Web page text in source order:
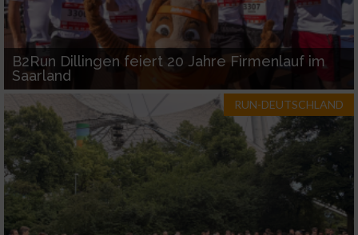
B2Run Dillingen feiert 20 Jahre Firmenlauf im
Saarland
RUN-DEUTSCHLAND